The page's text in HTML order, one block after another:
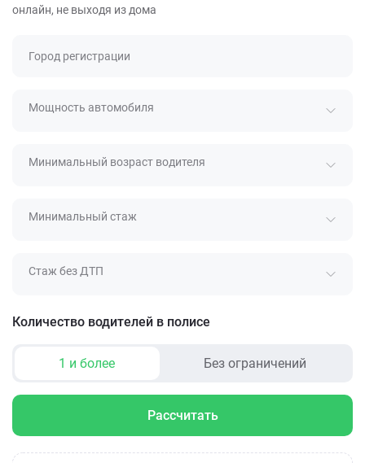
онлайн, не выходя из дома
Город регистрации
Мощность автомобиля
Минимальный возраст водителя
Минимальный стаж
Стаж без ДТП
Количество водителей в полисе
1 и более Без ограничений
Рассчитать